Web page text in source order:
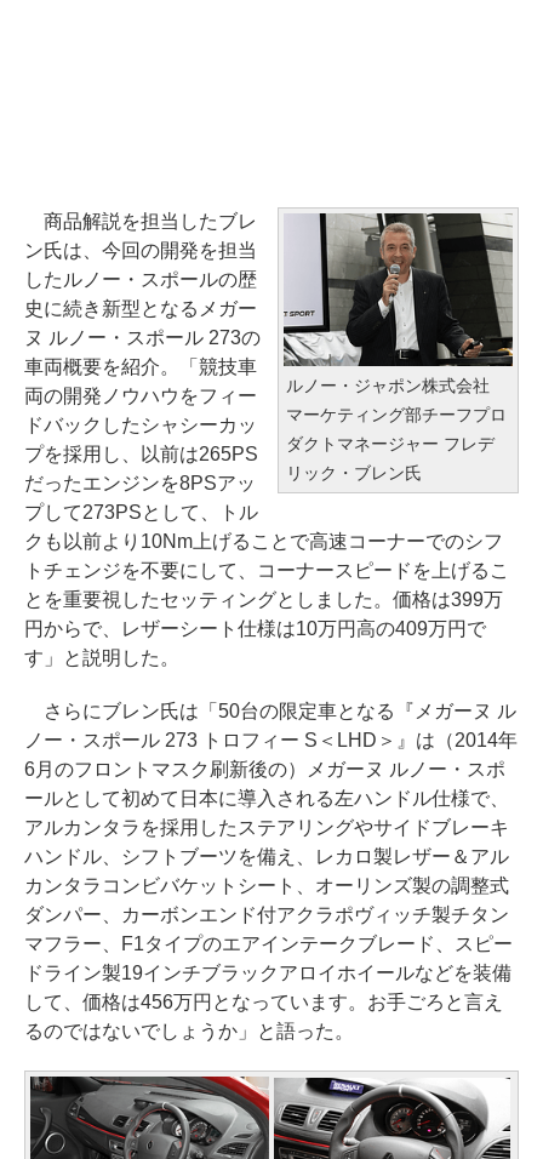
ルノー・ジャポン株式会社
マーケティング部チーフプロ
ダクトマネージャー フレデ
リック・ブレン氏
商品解説を担当したブレ
ン氏は、今回の開発を担当
したルノー・スポールの歴
史に続き新型となるメガー
ヌ ルノー・スポール 273の
車両概要を紹介。「競技車
両の開発ノウハウをフィー
ドバックしたシャシーカッ
プを採用し、以前は265PS
だったエンジンを8PSアッ
プして273PSとして、トル
クも以前より10Nm上げることで高速コーナーでのシフ
トチェンジを不要にして、コーナースピードを上げるこ
とを重要視したセッティングとしました。価格は399万
円からで、レザーシート仕様は10万円高の409万円で
す」と説明した。
さらにブレン氏は「50台の限定車となる『メガーヌ ル
ノー・スポール 273 トロフィー S＜LHD＞』は（2014年
6月のフロントマスク刷新後の）メガーヌ ルノー・スポ
ールとして初めて日本に導入される左ハンドル仕様で、
アルカンタラを採用したステアリングやサイドブレーキ
ハンドル、シフトブーツを備え、レカロ製レザー＆アル
カンタラコンビバケットシート、オーリンズ製の調整式
ダンパー、カーボンエンド付アクラポヴィッチ製チタン
マフラー、F1タイプのエアインテークブレード、スピー
ドライン製19インチブラックアロイホイールなどを装備
して、価格は456万円となっています。お手ごろと言え
るのではないでしょうか」と語った。